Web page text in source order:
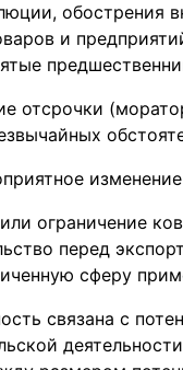
обострения
и
отсрочки
ограничение
перед
сферу
связана с